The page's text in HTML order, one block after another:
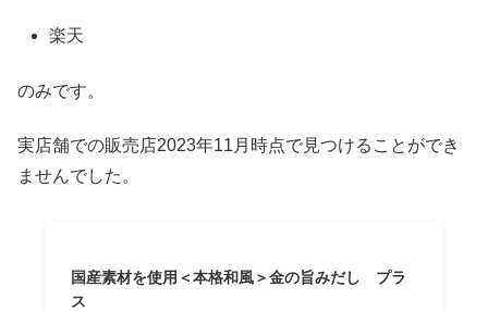
楽天
のみです。
実店舗での販売店2023年11月時点で見つけることができ
ませんでした。
国産素材を使用＜本格和風＞金の旨みだし プラ
ス